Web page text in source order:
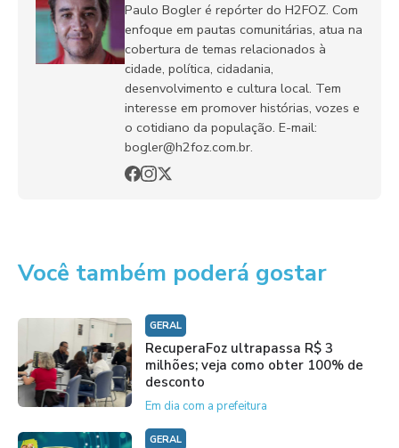
Paulo Bogler é repórter do H2FOZ. Com
enfoque em pautas comunitárias, atua na
cobertura de temas relacionados à
cidade, política, cidadania,
desenvolvimento e cultura local. Tem
interesse em promover histórias, vozes e
o cotidiano da população. E-mail:
bogler@h2foz.com.br.
Você também poderá gostar
GERAL
RecuperaFoz ultrapassa R$ 3
milhões; veja como obter 100% de
desconto
Em dia com a prefeitura
GERAL